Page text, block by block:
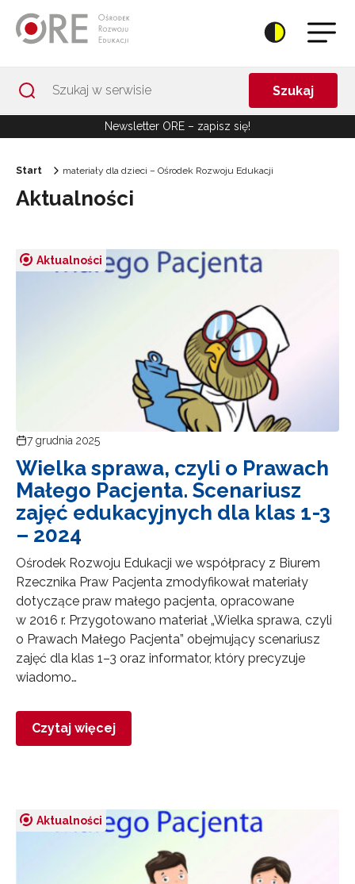
Szukaj
Newsletter ORE – zapisz się!
Start materiały dla dzieci – Ośrodek Rozwoju Edukacji
Aktualności
Aktualności
7 grudnia 2025
Wielka sprawa, czyli o Prawach
Małego Pacjenta. Scenariusz
zajęć edukacyjnych dla klas 1-3
– 2024
Ośrodek Rozwoju Edukacji we współpracy z Biurem
Rzecznika Praw Pacjenta zmodyfikował materiały
dotyczące praw małego pacjenta, opracowane
w 2016 r. Przygotowano materiał „Wielka sprawa, czyli
o Prawach Małego Pacjenta” obejmujący scenariusz
zajęć dla klas 1–3 oraz informator, który precyzuje
wiadomo…
Czytaj więcej
Aktualności